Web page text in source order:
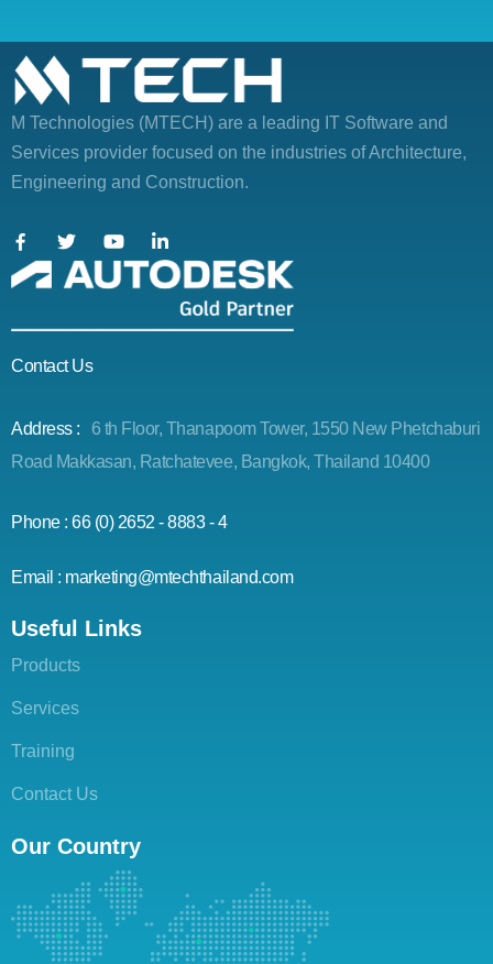
M Technologies (MTECH) are a leading IT Software and
Services provider focused on the industries of Architecture,
Engineering and Construction.
Contact Us
Address :
6 th Floor, Thanapoom Tower, 1550 New Phetchaburi
Road Makkasan, Ratchatevee, Bangkok, Thailand 10400
Phone : 66 (0) 2652 - 8883 - 4
Email : marketing@mtechthailand.com
Useful Links
Products
Services
Training
Contact Us
Our Country